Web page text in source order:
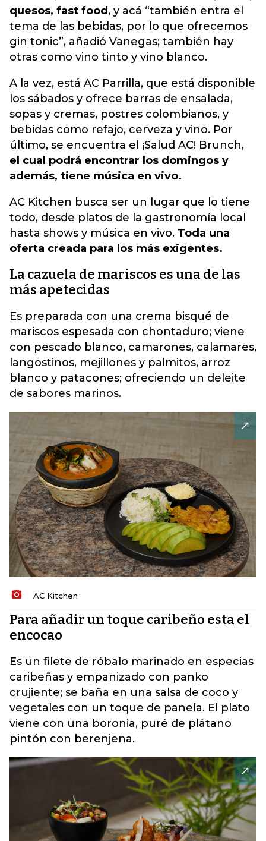
quesos, fast food , y acá “también entra el
tema de las bebidas, por lo que ofrecemos
gin tonic”, añadió Vanegas; también hay
otras como vino tinto y vino blanco.
A la vez, está AC Parrilla, que está disponible
los sábados y ofrece barras de ensalada,
sopas y cremas, postres colombianos, y
bebidas como refajo, cerveza y vino. Por
último, se encuentra el ¡Salud AC! Brunch,
el cual podrá encontrar los domingos y
además, tiene música en vivo.
AC Kitchen busca ser un lugar que lo tiene
todo, desde platos de la gastronomía local
hasta shows y música en vivo. Toda una
oferta creada para los más exigentes.
La cazuela de mariscos es una de las
más apetecidas
Es preparada con una crema bisqué de
mariscos espesada con chontaduro; viene
con pescado blanco, camarones, calamares,
langostinos, mejillones y palmitos, arroz
blanco y patacones; ofreciendo un deleite
de sabores marinos.
AC Kitchen
Para añadir un toque caribeño esta el
encocao
Es un filete de róbalo marinado en especias
caribeñas y empanizado con panko
crujiente; se baña en una salsa de coco y
vegetales con un toque de panela. El plato
viene con una boronia, puré de plátano
pintón con berenjena.